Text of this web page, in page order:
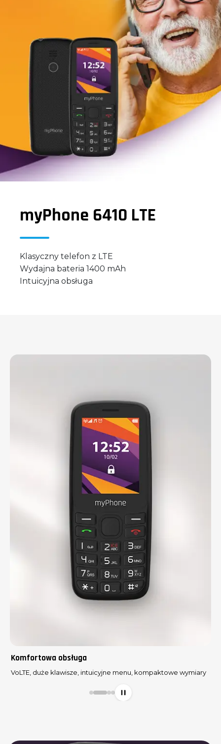
myPhone 6410 LTE
Klasyczny telefon z LTE
Wydajna bateria 1400 mAh
Intuicyjna obsługa
Bateria
Pojemność 1400 mAh, gniazdo USB-C